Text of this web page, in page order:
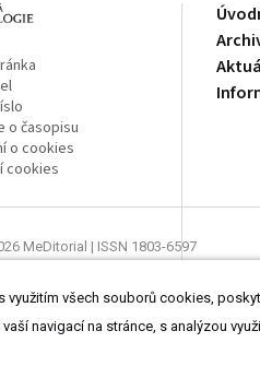
o časopisu
o cookies
cookies
MeDitorial | ISSN 1803-6597
využitím všech souborů cookies,
navigací na stránce, s analýzou